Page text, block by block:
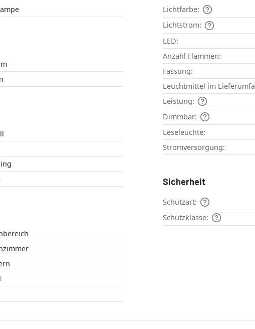
cm
Lichtfarbe:
Lichtstrom:
LED:
Anzahl Flammen:
Fassung:
Leuchtmittel im
Leistung:
Dimmbar:
Leseleuchte:
Stromversorgung:
Sicherheit
Schutzart:
Schutzklasse: